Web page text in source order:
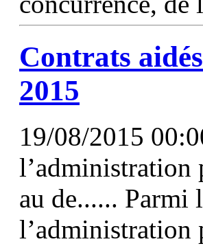
Contrats
2015
19/08/2015
l’administration
au de...... Parmi
l’administration